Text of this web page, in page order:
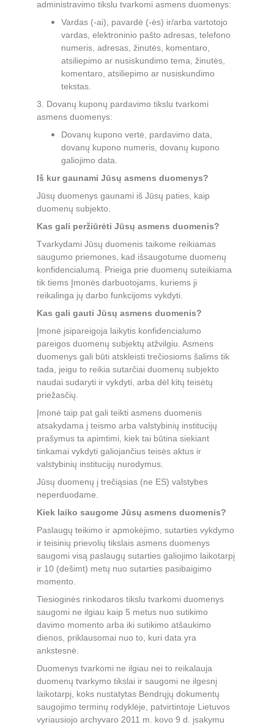
administravimo tikslu tvarkomi asmens duomenys:
Vardas (-ai), pavardė (-ės) ir/arba vartotojo
vardas, elektroninio pašto adresas, telefono
numeris, adresas, žinutės, komentaro,
atsiliepimo ar nusiskundimo tema, žinutės,
komentaro, atsiliepimo ar nusiskundimo
tekstas.
3. Dovanų kuponų pardavimo tikslu tvarkomi
asmens duomenys:
Dovanų kupono vertė, pardavimo data,
dovanų kupono numeris, dovanų kupono
galiojimo data.
Iš kur gaunami Jūsų asmens duomenys?
Jūsų duomenys gaunami iš Jūsų paties, kaip
duomenų subjekto.
Kas gali peržiūrėti Jūsų asmens duomenis?
Tvarkydami Jūsų duomenis taikome reikiamas
saugumo priemones, kad išsaugotume duomenų
konfidencialumą. Prieiga prie duomenų suteikiama
tik tiems Įmonės darbuotojams, kuriems ji
reikalinga jų darbo funkcijoms vykdyti.
Kas gali gauti Jūsų asmens duomenis?
Įmonė įsipareigoja laikytis konfidencialumo
pareigos duomenų subjektų atžvilgiu. Asmens
duomenys gali būti atskleisti trečiosioms šalims tik
tada, jeigu to reikia sutarčiai duomenų subjekto
naudai sudaryti ir vykdyti, arba dėl kitų teisėtų
priežasčių.
Įmonė taip pat gali teikti asmens duomenis
atsakydama į teismo arba valstybinių institucijų
prašymus ta apimtimi, kiek tai būtina siekiant
tinkamai vykdyti galiojančius teisės aktus ir
valstybinių institucijų nurodymus.
Jūsų duomenų į trečiąsias (ne ES) valstybes
neperduodame.
Kiek laiko saugome Jūsų asmens duomenis?
Paslaugų teikimo ir apmokėjimo, sutarties vykdymo
ir teisinių prievolių tikslais asmens duomenys
saugomi visą paslaugų sutarties galiojimo laikotarpį
ir 10 (dešimt) metų nuo sutarties pasibaigimo
momento.
Tiesioginės rinkodaros tikslu tvarkomi duomenys
saugomi ne ilgiau kaip 5 metus nuo sutikimo
davimo momento arba iki sutikimo atšaukimo
dienos, priklausomai nuo to, kuri data yra
ankstesnė.
Duomenys tvarkomi ne ilgiau nei to reikalauja
duomenų tvarkymo tikslai ir saugomi ne ilgesnį
laikotarpį, koks nustatytas Bendrųjų dokumentų
saugojimo terminų rodyklėje, patvirtintoje Lietuvos
vyriausiojo archyvaro 2011 m. kovo 9 d. įsakymu